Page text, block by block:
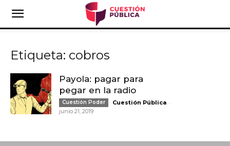
Etiqueta: cobros
Payola: pagar para
pegar en la radio
Cuestión Poder Cuestión Pública -
junio 21, 2019